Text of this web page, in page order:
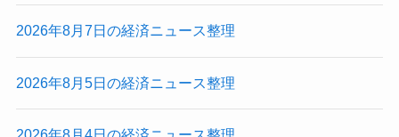
2026年8月7日の経済ニュース整理
2026年8月5日の経済ニュース整理